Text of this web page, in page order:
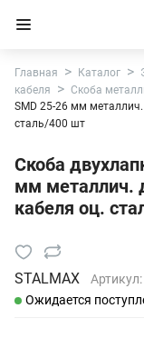
Главная Каталог
кабеля
Скоба
SMD 25-26 мм
сталь/400 шт
Скоба
мм металлич.
кабеля оц.
STALMAX Артикул:
Ожидается